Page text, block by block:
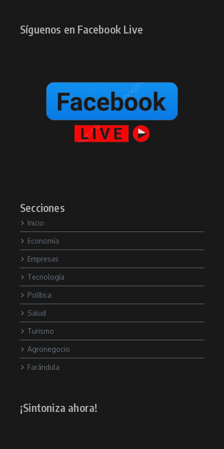
Síguenos en Facebook Live
Secciones
Inicio
Economía
Empresas
Tecnología
Política
Salud
Turismo
Agronegocio
Farándula
¡Sintoniza ahora!